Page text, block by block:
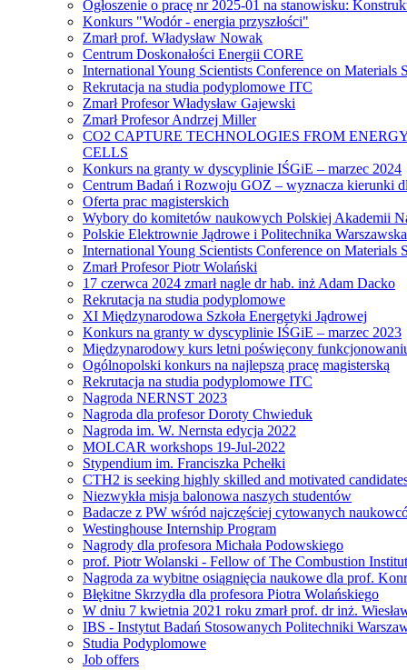
Ogłoszenie o pracę nr 2025-01 na stanowisku:
Konkurs "Wodór - energia przyszłości"
Zmarł prof. Władysław Nowak
Centrum Doskonałości Energii CORE
International Young Scientists Conference on Materials
Rekrutacja na studia podyplomowe ITC
Zmarł Profesor Władysław Gajewski
Zmarł Profesor Andrzej Miller
CO2 CAPTURE TECHNOLOGIES FROM
CELLS
Konkurs na granty w dyscyplinie IŚGiE – marzec 2024
Centrum Badań i Rozwoju GOZ – wyznacza kierunki
Oferta prac magisterskich
Wybory do komitetów naukowych Polskiej Akademii
Polskie Elektrownie Jądrowe i Politechnika
International Young Scientists Conference on Materials
Zmarł Profesor Piotr Wolański
17 czerwca 2024 zmarł nagle dr hab. inż Adam Dacko
Rekrutacja na studia podyplomowe
XI Międzynarodowa Szkoła Energetyki Jądrowej
Konkurs na granty w dyscyplinie IŚGiE – marzec 2023
Międzynarodowy kurs letni poświęcony
Ogólnopolski konkurs na najlepszą pracę magisterską
Rekrutacja na studia podyplomowe ITC
Nagroda NERNST 2023
Nagroda dla profesor Doroty Chwieduk
Nagroda im. W. Nernsta edycja 2022
MOLCAR workshops 19-Jul-2022
Stypendium im. Franciszka Pchełki
CTH2 is seeking highly skilled and motivated
Niezwykła misja balonowa naszych studentów
Badacze z PW wśród najczęściej cytowanych
Westinghouse Internship Program
Nagrody dla profesora Michała Podowskiego
prof. Piotr Wolanski - Fellow of The Combustion
Nagroda za wybitne osiągnięcia naukowe dla prof.
Błękitne Skrzydła dla profesora Piotra Wolańskiego
W dniu 7 kwietnia 2021 roku zmarł prof. dr inż.
IBS - Instytut Badań Stosowanych Politechniki
Studia Podyplomowe
Job offers